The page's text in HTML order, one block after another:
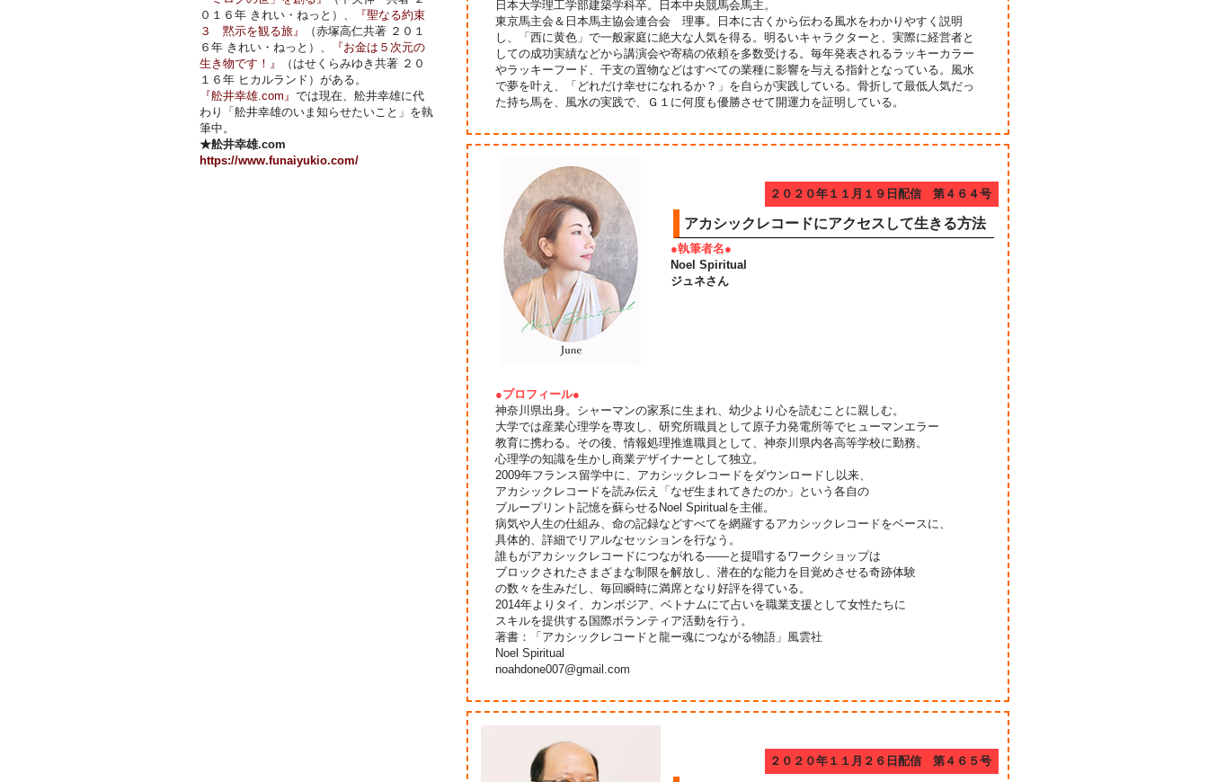
日本大学理工学部建築学科卒。日本中央競馬会馬主。
東京馬主会＆日本馬主協会連合会 理事。日本に古くから伝わる風水をわかりやすく説明
し、「西に黄色」で一般家庭に絶大な人気を得る。明るいキャラクターと、実際に経営者と
しての成功実績などから講演会や寄稿の依頼を多数受ける。毎年発表されるラッキーカラー
やラッキーフード、干支の置物などはすべての業種に影響を与える指針となっている。風水
で夢を叶え、「どれだけ幸せになれるか？」を自らが実践している。骨折して最低人気だっ
た持ち馬を、風水の実践で、Ｇ１に何度も優勝させて開運力を証明している。
２０２０年１１月１９日配信 第４６４号
アカシックレコードにアクセスして生きる方法
●執筆者名●
Noel Spiritual
ジュネさん
●プロフィール●
神奈川県出身。シャーマンの家系に生まれ、幼少より心を読むことに親しむ。
大学では産業心理学を専攻し、研究所職員として原子力発電所等でヒューマンエラー
教育に携わる。その後、情報処理推進職員として、神奈川県内各高等学校に勤務。
心理学の知識を生かし商業デザイナーとして独立。
2009年フランス留学中に、アカシックレコードをダウンロードし以来、
アカシックレコードを読み伝え「なぜ生まれてきたのか」という各自の
ブループリント記憶を蘇らせるNoel Spiritualを主催。
病気や人生の仕組み、命の記録などすべてを網羅するアカシックレコードをベースに、
具体的、詳細でリアルなセッションを行なう。
誰もがアカシックレコードにつながれる――と提唱するワークショップは
ブロックされたさまざまな制限を解放し、潜在的な能力を目覚めさせる奇跡体験
の数々を生みだし、毎回瞬時に満席となり好評を得ている。
2014年よりタイ、カンボジア、ベトナムにて占いを職業支援として女性たちに
スキルを提供する国際ボランティア活動を行う。
著書：「アカシックレコードと龍ー魂につながる物語」風雲社
Noel Spiritual
noahdone007@gmail.com
２０２０年１１月２６日配信 第４６５号
０１６年 きれい・ねっと）、
『聖なる約束
３ 黙示を観る旅』
（赤塚高仁共著 ２０１
６年 きれい・ねっと）、
『お金は５次元の
生き物です！』
（はせくらみゆき共著 ２０
１６年 ヒカルランド）がある。
『舩井幸雄.com』 では現在、舩井幸雄に代
わり「舩井幸雄のいま知らせたいこと」を執
筆中。
★舩井幸雄.com
https://www.funaiyukio.com/